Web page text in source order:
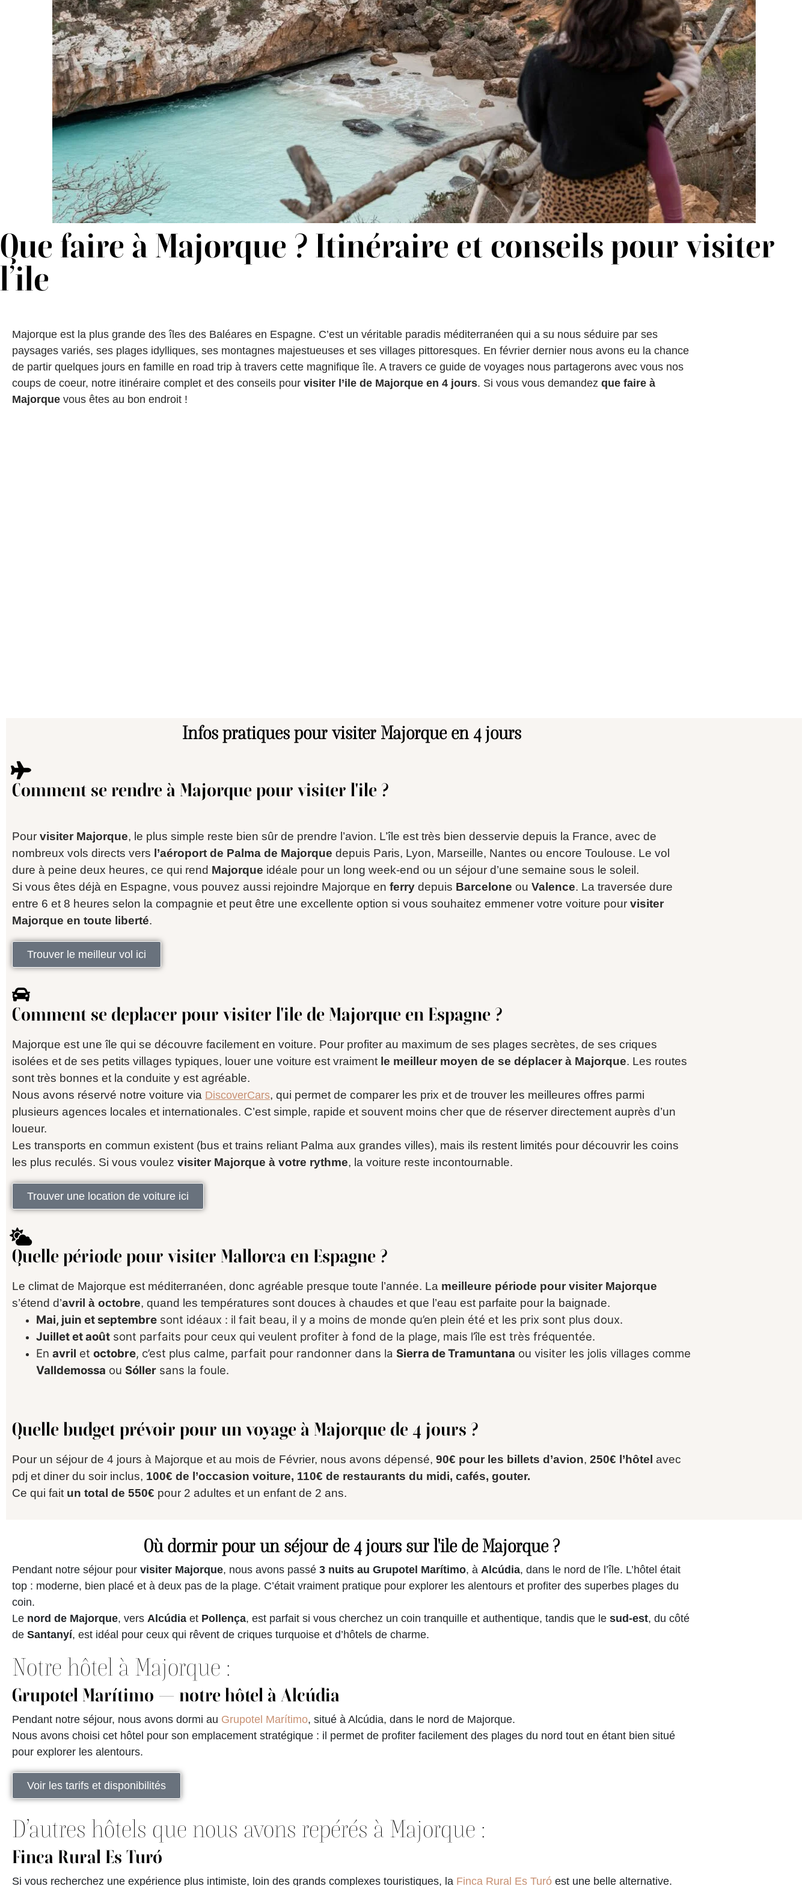
Que faire à Majorque ? Itinéraire et conseils pour visiter
l’ile
Majorque est la plus grande des îles des Baléares en Espagne. C’est un véritable paradis méditerranéen qui a su nous séduire par ses
paysages variés, ses plages idylliques, ses montagnes majestueuses et ses villages pittoresques. En février dernier nous avons eu la chance
de partir quelques jours en famille en road trip à travers cette magnifique île. A travers ce guide de voyages nous partagerons avec vous nos
coups de coeur, notre itinéraire complet et des conseils pour visiter l’ile de Majorque en 4 jours. Si vous vous demandez que faire à
Majorque vous êtes au bon endroit !
Infos pratiques pour visiter Majorque en 4 jours
Comment se rendre à Majorque pour visiter l'ile ?
Pour visiter Majorque, le plus simple reste bien sûr de prendre l’avion. L’île est très bien desservie depuis la France, avec de
nombreux vols directs vers l’aéroport de Palma de Majorque depuis Paris, Lyon, Marseille, Nantes ou encore Toulouse. Le vol
dure à peine deux heures, ce qui rend Majorque idéale pour un long week-end ou un séjour d’une semaine sous le soleil.
Si vous êtes déjà en Espagne, vous pouvez aussi rejoindre Majorque en ferry depuis Barcelone ou Valence. La traversée dure
entre 6 et 8 heures selon la compagnie et peut être une excellente option si vous souhaitez emmener votre voiture pour visiter
Majorque en toute liberté.
Trouver le meilleur vol ici
Comment se deplacer pour visiter l'ile de Majorque en Espagne ?
Majorque est une île qui se découvre facilement en voiture. Pour profiter au maximum de ses plages secrètes, de ses criques
isolées et de ses petits villages typiques, louer une voiture est vraiment le meilleur moyen de se déplacer à Majorque. Les routes
sont très bonnes et la conduite y est agréable.
Nous avons réservé notre voiture via DiscoverCars, qui permet de comparer les prix et de trouver les meilleures offres parmi
plusieurs agences locales et internationales. C’est simple, rapide et souvent moins cher que de réserver directement auprès d’un
loueur.
Les transports en commun existent (bus et trains reliant Palma aux grandes villes), mais ils restent limités pour découvrir les coins
les plus reculés. Si vous voulez visiter Majorque à votre rythme, la voiture reste incontournable.
Trouver une location de voiture ici
Quelle période pour visiter Mallorca en Espagne ?
Le climat de Majorque est méditerranéen, donc agréable presque toute l’année. La meilleure période pour visiter Majorque
s’étend d’avril à octobre, quand les températures sont douces à chaudes et que l’eau est parfaite pour la baignade.
Mai, juin et septembre sont idéaux : il fait beau, il y a moins de monde qu’en plein été et les prix sont plus doux.
Juillet et août sont parfaits pour ceux qui veulent profiter à fond de la plage, mais l’île est très fréquentée.
En avril et octobre, c’est plus calme, parfait pour randonner dans la Sierra de Tramuntana ou visiter les jolis villages comme
Valldemossa ou Sóller sans la foule.
Quelle budget prévoir pour un voyage à Majorque de 4 jours ?
Pour un séjour de 4 jours à Majorque et au mois de Février, nous avons dépensé, 90€ pour les billets d’avion, 250€ l’hôtel avec
pdj et diner du soir inclus, 100€ de l’occasion voiture, 110€ de restaurants du midi, cafés, gouter.
Ce qui fait un total de 550€ pour 2 adultes et un enfant de 2 ans.
Où dormir pour un séjour de 4 jours sur l'ile de Majorque ?
Pendant notre séjour pour visiter Majorque, nous avons passé 3 nuits au Grupotel Marítimo, à Alcúdia, dans le nord de l’île. L’hôtel était
top : moderne, bien placé et à deux pas de la plage. C’était vraiment pratique pour explorer les alentours et profiter des superbes plages du
coin.
Le nord de Majorque, vers Alcúdia et Pollença, est parfait si vous cherchez un coin tranquille et authentique, tandis que le sud-est, du côté
de Santanyí, est idéal pour ceux qui rêvent de criques turquoise et d’hôtels de charme.
Notre hôtel à Majorque :
Grupotel Marítimo — notre hôtel à Alcúdia
Pendant notre séjour, nous avons dormi au Grupotel Marítimo, situé à Alcúdia, dans le nord de Majorque.
Nous avons choisi cet hôtel pour son emplacement stratégique : il permet de profiter facilement des plages du nord tout en étant bien situé
pour explorer les alentours.
Voir les tarifs et disponibilités
D’autres hôtels que nous avons repérés à Majorque :
Finca Rural Es Turó
Si vous recherchez une expérience plus intimiste, loin des grands complexes touristiques, la Finca Rural Es Turó est une belle alternative.